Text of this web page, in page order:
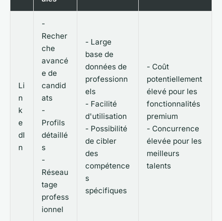
Li
n
k
e
dI
n
-
Recher
che
avancé
e de
candid
ats
-
Profils
détaillé
s
-
Réseau
tage
profess
ionnel
- Large
base de
données de
professionn
els
- Facilité
d'utilisation
- Possibilité
de cibler
des
compétence
s
spécifiques
- Coût
potentiellement
élevé pour les
fonctionnalités
premium
- Concurrence
élevée pour les
meilleurs
talents